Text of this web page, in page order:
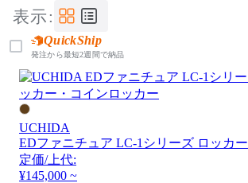
表示:
QuickShip
発注から最短2週間で納品
UCHIDA
EDファニチュア LC-1シリーズ ロッカー
定価/上代:
¥145,000 ~